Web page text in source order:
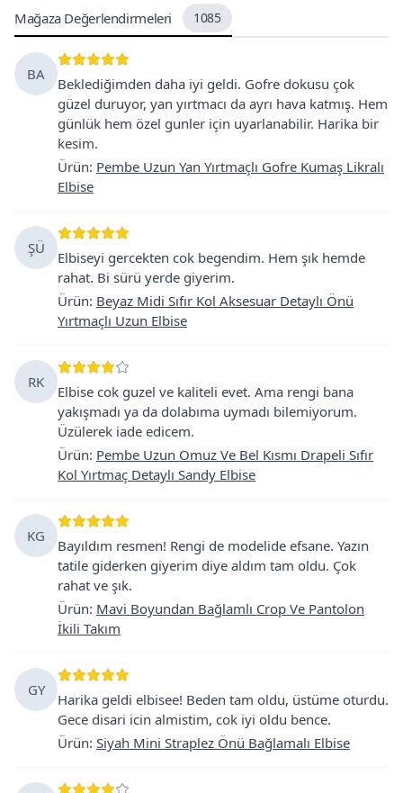
Mağaza Değerlendirmeleri 1085
BA
Beklediğimden daha iyi geldi. Gofre dokusu çok
güzel duruyor, yan yırtmacı da ayrı hava katmış. Hem
günlük hem özel gunler için uyarlanabilir. Harika bir
kesim.
Ürün: Pembe Uzun Yan Yırtmaçlı Gofre Kumaş Likralı
Elbise
ŞÜ
Elbiseyi gercekten cok begendim. Hem şık hemde
rahat. Bi sürü yerde giyerim.
Ürün: Beyaz Midi Sıfır Kol Aksesuar Detaylı Önü
Yırtmaçlı Uzun Elbise
RK
Elbise cok guzel ve kaliteli evet. Ama rengi bana
yakışmadı ya da dolabıma uymadı bilemiyorum.
Üzülerek iade edicem.
Ürün: Pembe Uzun Omuz Ve Bel Kısmı Drapeli Sıfır
Kol Yırtmaç Detaylı Sandy Elbise
KG
Bayıldım resmen! Rengi de modelide efsane. Yazın
tatile giderken giyerim diye aldım tam oldu. Çok
rahat ve şık.
Ürün: Mavi Boyundan Bağlamlı Crop Ve Pantolon
İkili Takım
GY
Harika geldi elbisee! Beden tam oldu, üstüme oturdu.
Gece disari icin almistim, cok iyi oldu bence.
Ürün: Siyah Mini Straplez Önü Bağlamalı Elbise